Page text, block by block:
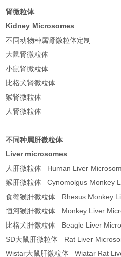
肾微粒体
Kidney Microsomes
不同动物种属肾微粒体定制
大鼠肾微粒体
小鼠肾微粒体
比格犬肾微粒体
猴肾微粒体
人肾微粒体
不同种属肝微粒体
Liver microsomes
人肝微粒体 Human Liver
猴肝微粒体 Cynomolgus Monkey
食蟹猴肝微粒体 Rhesus Monkey
恒河猴肝微粒体 Monkey Liver
比格犬肝微粒体 Beagle Liver
SD大鼠肝微粒体 Rat Liver
Wistar大鼠肝微粒体 Wiatar Rat